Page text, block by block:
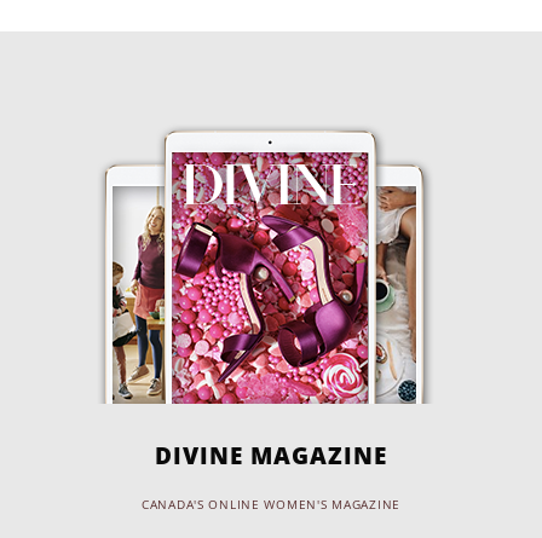
DIVINE MAGAZINE
CANADA'S ONLINE WOMEN'S MAGAZINE